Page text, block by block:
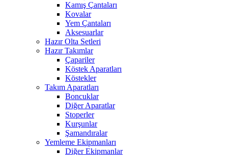
Kamış Çantaları
Kovalar
Yem Çantaları
Aksesuarlar
Hazır Olta Setleri
Hazır Takımlar
Çapariler
Köstek Aparatları
Köstekler
Takım Aparatları
Boncuklar
Diğer Aparatlar
Stoperler
Kurşunlar
Şamandıralar
Yemleme Ekipmanları
Diğer Ekipmanlar